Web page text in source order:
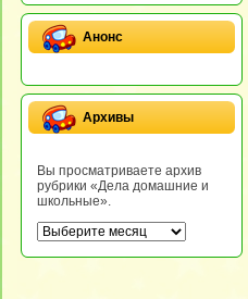
Анонс
Архивы
Вы просматриваете архив
рубрики «Дела домашние и
школьные».